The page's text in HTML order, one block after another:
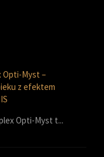
Opti-Myst –
z efektem
Opti-Myst t...